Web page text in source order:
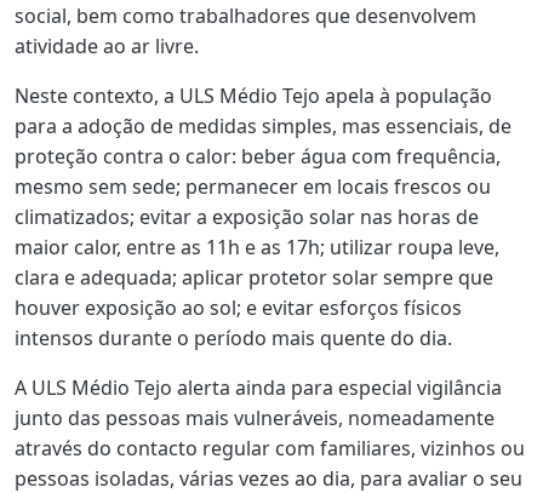
social, bem como trabalhadores que desenvolvem
atividade ao ar livre.
Neste contexto, a ULS Médio Tejo apela à população
para a adoção de medidas simples, mas essenciais, de
proteção contra o calor: beber água com frequência,
mesmo sem sede; permanecer em locais frescos ou
climatizados; evitar a exposição solar nas horas de
maior calor, entre as 11h e as 17h; utilizar roupa leve,
clara e adequada; aplicar protetor solar sempre que
houver exposição ao sol; e evitar esforços físicos
intensos durante o período mais quente do dia.
A ULS Médio Tejo alerta ainda para especial vigilância
junto das pessoas mais vulneráveis, nomeadamente
através do contacto regular com familiares, vizinhos ou
pessoas isoladas, várias vezes ao dia, para avaliar o seu